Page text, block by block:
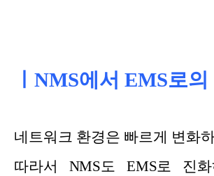
ㅣNMS에서 EMS로
네트워크 환경은 빠르게 변화
따라서 NMS도 EMS로 진